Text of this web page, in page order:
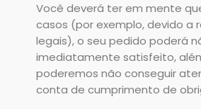
Você deverá ter em mente
casos (por exemplo, devido a
legais), o seu pedido poderá
imediatamente satisfeito,
poderemos não conseguir
conta de cumprimento de